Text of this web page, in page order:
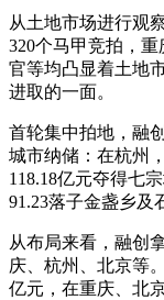
从土地市场进行观
320个马甲竞拍，
官等均凸显着土地
进取的一面。
首轮集中拍地，融
城市纳储：在杭州
118.18亿元夺得七
91.23落子金盏乡
从布局来看，融创
庆、杭州、北京等
亿元，在重庆、北